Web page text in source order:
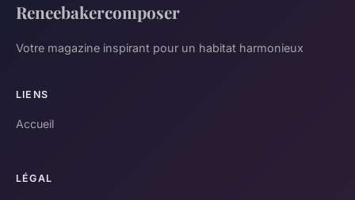
Reneebakercomposer
Votre magazine inspirant pour un habitat harmonieux
LIENS
Accueil
LÉGAL